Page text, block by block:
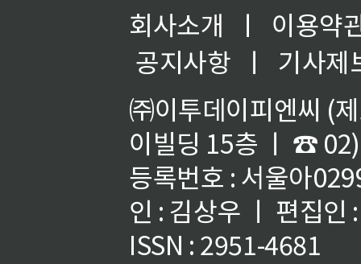
회사소개 ㅣ
이용약
공지사항
ㅣ
기사제
㈜이투데이피엔씨 (
이빌딩 15층 ㅣ ☎
등록번호 : 서울아
인 : 김상우 ㅣ 편집인
ISSN : 2951-4681